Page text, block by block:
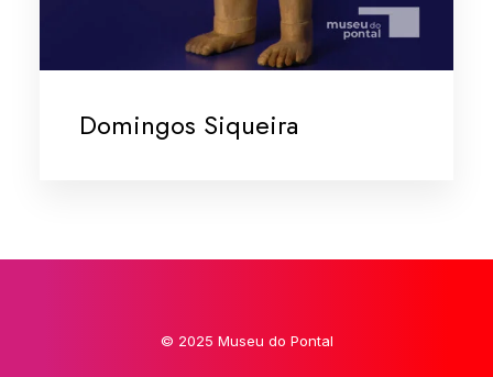
Domingos Siqueira
© 2025 Museu do Pontal